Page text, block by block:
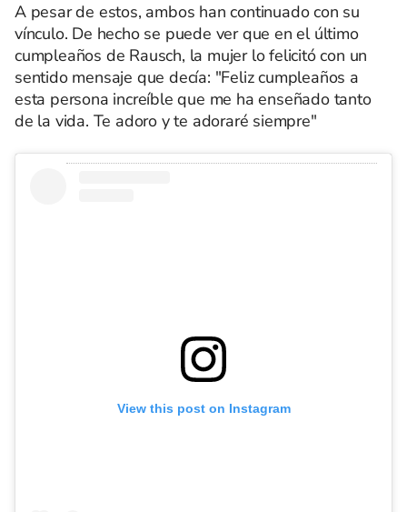
A pesar de estos, ambos han continuado con su
vínculo. De hecho se puede ver que en el último
cumpleaños de Rausch, la mujer lo felicitó con un
sentido mensaje que decía: "Feliz cumpleaños a
esta persona increíble que me ha enseñado tanto
de la vida. Te adoro y te adoraré siempre"
View this post on Instagram